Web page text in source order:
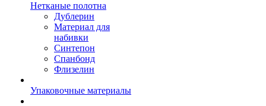
Нетканые полотна
Дублерин
Материал для
набивки
Синтепон
Спанбонд
Флизелин
Упаковочные материалы